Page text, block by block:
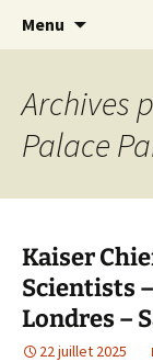
Laurent
Journaliste
Conférencier
Menu
Archives
Palace
Kaiser
Scientists
Londres –
22 juillet 2025